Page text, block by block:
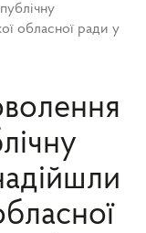
обласної ради у